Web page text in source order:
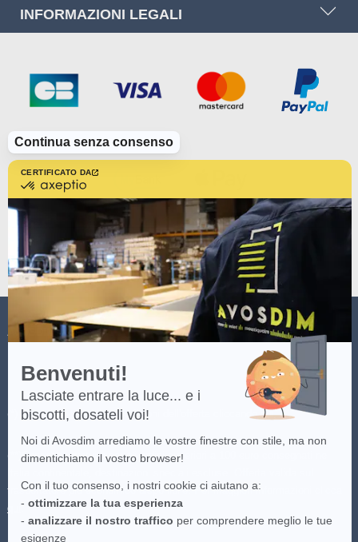
CERTIFICATO DA
-
Scopri
di
più
su
Axeptio
Benvenuti!
Lasciate entrare la luce... e i
biscotti, dosateli voi!
Noi di Avosdim arrediamo le vostre finestre con stile, ma non
dimentichiamo il vostro browser!
Con il tuo consenso, i nostri cookie ci aiutano a:
- ottimizzare la tua esperienza
- analizzare il nostro traffico per comprendere meglio le tue
esigenze
Continua senza consenso
INFORMAZIONI LEGALI
AVOSDIM
(*) Consulta i termini e condizioni dell'offerta cliccandoqui.
(**)Consegna gratuita per gli ordini superiori a 100 euro consegnati nei
trasportatore più economico disponibile. Per maggiori informazioni clicca
qui .